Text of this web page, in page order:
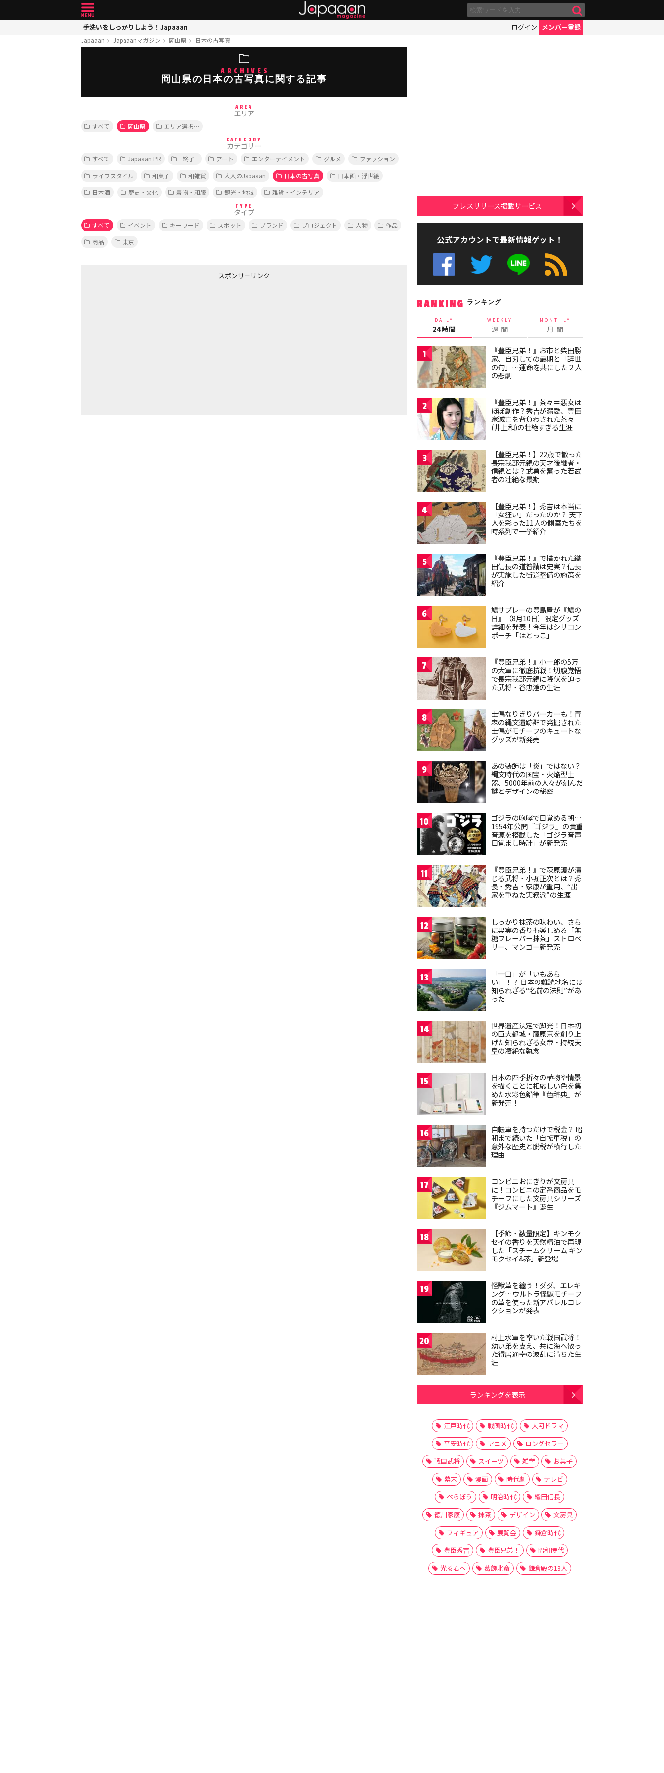
手洗いをしっかりしよう！Japaaan ログイン メンバー登録
Japaaan Japaaanマガジン 岡山県 日本の古写真
ARCHIVES
岡山県の日本の古写真に関する記事
AREA
エリア
すべて 岡山県 エリア選択…
CATEGORY
カテゴリー
すべて Japaaan PR _終了_ アート エンターテイメント グルメ
ファッション
ライフスタイル
和菓子 和雑貨 大人のJapaaan 日本の古写真
日本画・浮世絵
日本酒
歴史・文化 着物・和服 観光・地域 雑貨・インテリア
TYPE
タイプ
すべて イベント キーワード スポット ブランド プロジェクト 人物
作品
商品
東京
スポンサーリンク
プレスリリース掲載サービス
公式アカウントで最新情報ゲット！
RANKING ランキング
DAILY
24時間
WEEKLY
週 間
MONTHLY
月 間
1
『豊臣兄弟！』お市と柴田勝
家、自刃しての最期と「辞世
の句」…運命を共にした２人
の悲劇
2
『豊臣兄弟！』茶々＝悪女は
ほぼ創作？秀吉が溺愛、豊臣
家滅亡を背負わされた茶々
(井上和)の壮絶すぎる生涯
3
【豊臣兄弟！】22歳で散った
長宗我部元親の天才後継者・
信親とは？武勇を奮った若武
者の壮絶な最期
4
【豊臣兄弟！】秀吉は本当に
「女狂い」だったのか？ 天下
人を彩った11人の側室たちを
時系列で一挙紹介
5
『豊臣兄弟！』で描かれた織
田信長の道普請は史実？信長
が実施した街道整備の施策を
紹介
6
鳩サブレーの豊島屋が『鳩の
日』（8月10日）限定グッズ
詳細を発表！今年はシリコン
ポーチ「はとっこ」
7
『豊臣兄弟！』小一郎の5万
の大軍に徹底抗戦！切腹覚悟
で長宗我部元親に降伏を迫っ
た武将・谷忠澄の生涯
8
土偶なりきりパーカーも！青
森の縄文遺跡群で発掘された
土偶がモチーフのキュートな
グッズが新発売
9
あの装飾は「炎」ではない？
縄文時代の国宝・火焔型土
器、5000年前の人々が刻んだ
謎とデザインの秘密
10
ゴジラの咆哮で目覚める朝…
1954年公開『ゴジラ』の貴重
音源を搭載した「ゴジラ音声
目覚まし時計」が新発売
11
『豊臣兄弟！』で萩原護が演
じる武将・小堀正次とは？秀
長・秀吉・家康が重用、“出
家を重ねた実務派”の生涯
12
しっかり抹茶の味わい、さら
に果実の香りも楽しめる「無
糖フレーバー抹茶」ストロベ
リー、マンゴー新発売
13
「一口」が「いもあら
い」！？ 日本の難読地名には
知られざる“名前の法則”があ
った
14
世界遺産決定で脚光！日本初
の巨大都城・藤原京を創り上
げた知られざる女帝・持統天
皇の凄絶な執念
15
日本の四季折々の植物や情景
を描くことに相応しい色を集
めた水彩色鉛筆『色辞典』が
新発売！
16
自転車を持つだけで税金？ 昭
和まで続いた「自転車税」の
意外な歴史と脱税が横行した
理由
17
コンビニおにぎりが文房具
に！コンビニの定番商品をモ
チーフにした文房具シリーズ
『ジムマート』誕生
18
【季節・数量限定】キンモク
セイの香りを天然精油で再現
した「スチームクリーム キン
モクセイ&茶」新登場
19
怪獣革を纏う！ダダ、エレキ
ング…ウルトラ怪獣モチーフ
の革を使った新アパレルコレ
クションが発表
20
村上水軍を率いた戦国武将！
幼い弟を支え、共に海へ散っ
た得居通幸の波乱に満ちた生
涯
ランキングを表示
江戸時代 戦国時代
大河ドラマ
平安時代
アニメ
ロングセラー
戦国武将
スイーツ 雑学
お菓子
幕末
漫画 時代劇
テレビ
べらぼう
明治時代
織田信長
徳川家康
抹茶 デザイン
文房具
フィギュア
展覧会
鎌倉時代
豊臣秀吉
豊臣兄弟！
昭和時代
光る君へ
葛飾北斎 鎌倉殿の13人